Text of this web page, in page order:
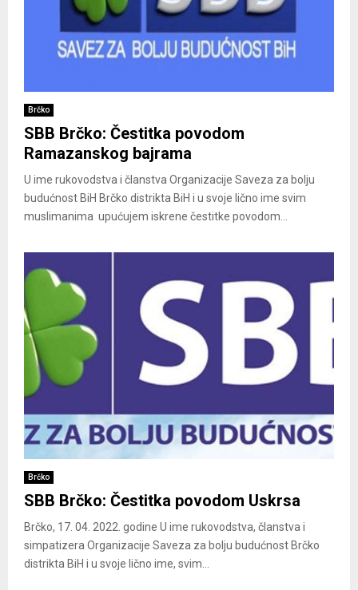
Brčko
SBB Brčko: Čestitka povodom
Ramazanskog bajrama
U ime rukovodstva i članstva Organizacije Saveza za bolju
budućnost BiH Brčko distrikta BiH i u svoje lično ime svim
muslimanima upućujem iskrene čestitke povodom...
Brčko
SBB Brčko: Čestitka povodom Uskrsa
Brčko, 17. 04. 2022. godine U ime rukovodstva, članstva i
simpatizera Organizacije Saveza za bolju budućnost Brčko
distrikta BiH i u svoje lično ime, svim...